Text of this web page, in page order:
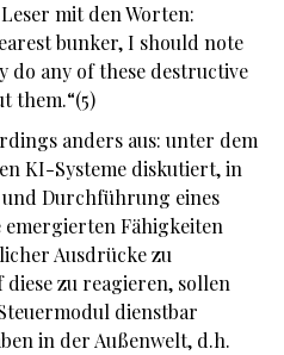
mit den Worten:
bunker, I should note
do any of these destructive
them.“(5)
anders aus: unter dem
KI-Systeme diskutiert, in
Durchführung eines
emergierten Fähigkeiten
Ausdrücke zu
diese zu reagieren, sollen
dienstbar
in der Außenwelt, d.h.